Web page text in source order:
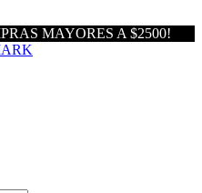
MAYORES A $2500!